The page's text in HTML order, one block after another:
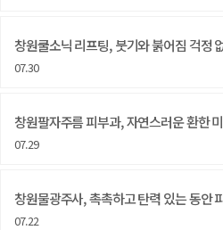
창원쿨소닉 리프팅, 붓기와 붉어짐 걱정
07.30
창원팔자주름 피부과, 자연스러운 환한
07.29
창원물광주사, 촉촉하고 탄력 있는 동안
07.22